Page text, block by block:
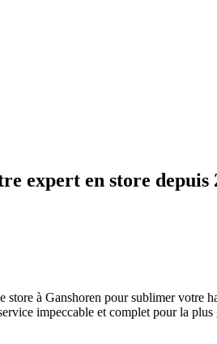
expert en store depuis
store à Ganshoren pour sublimer
impeccable et complet pour la